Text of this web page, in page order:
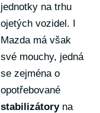
jednotky na trhu
ojetých vozidel. I
Mazda má však
své mouchy, jedná
se zejména o
opotřebované
stabilizátoryna